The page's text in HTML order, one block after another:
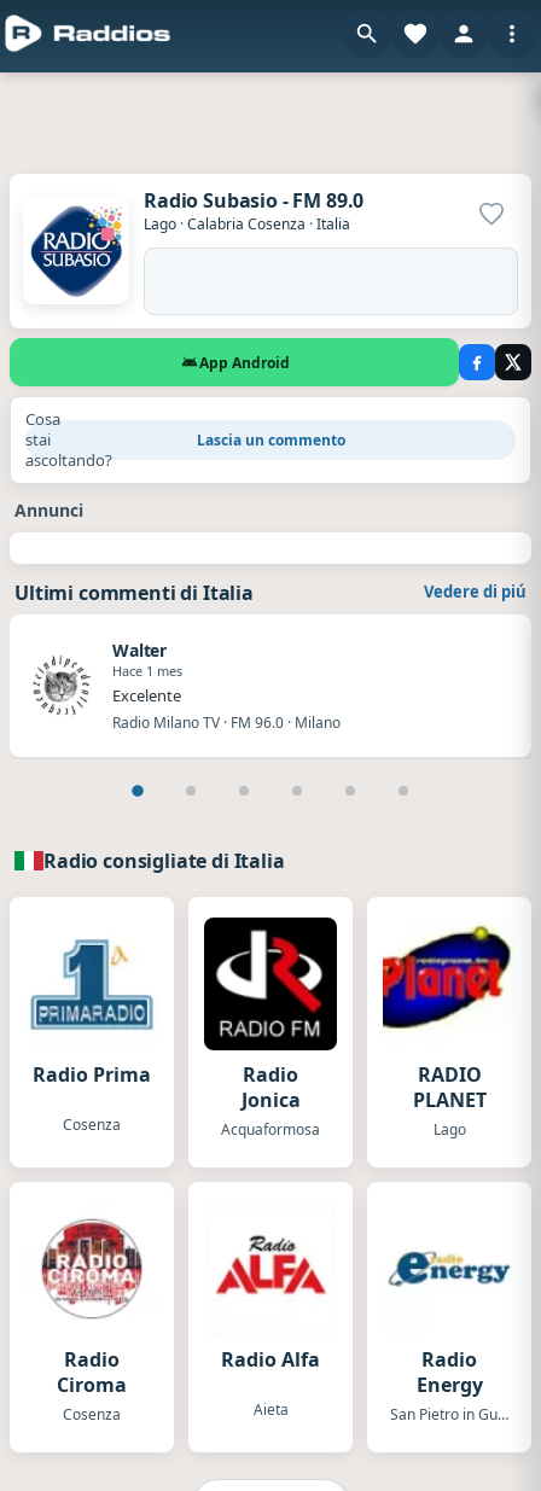
Radio Subasio - FM 89.0
Lago ·Calabria Cosenza ·Italia
App Android
Cosa
stai
ascoltando?
Lascia un commento
Annunci
Ultimi commenti di Italia Vedere di piú
Walter
Hace 1 mes
Excelente
Radio Milano TV · FM 96.0 · Milano
Radio consigliate di Italia
Radio Prima
Cosenza
Radio
Jonica
Acquaformosa
RADIO
PLANET
Lago
Radio
Ciroma
Cosenza
Radio Alfa
Aieta
Radio
Energy
San Pietro in Guarano